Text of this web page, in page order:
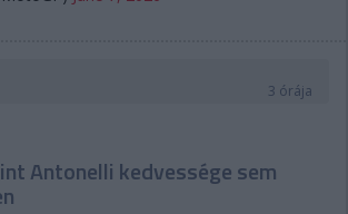
3 órája
Antonelli kedvessége sem